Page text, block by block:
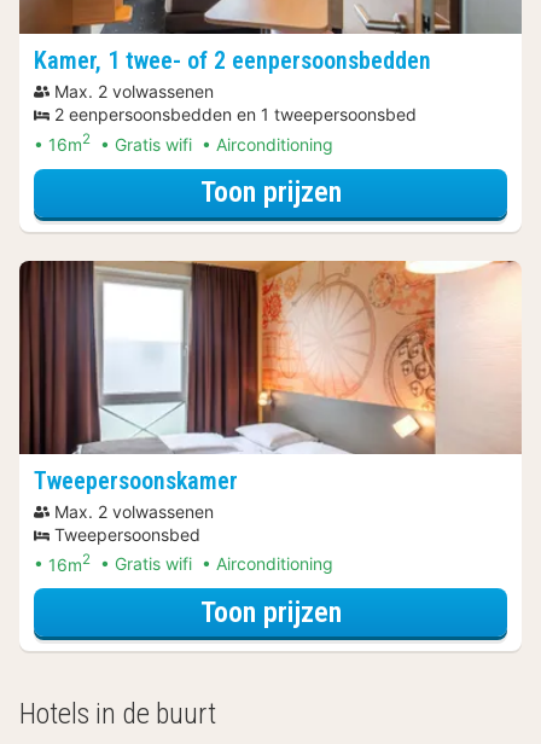
Kamer, 1 twee- of 2 eenpersoonsbedden
Max. 2 volwassenen
2 eenpersoonsbedden en 1 tweepersoonsbed
16m2 Gratis wifi Airconditioning
Toon prijzenvoor Kamer, 1
Tweepersoonskamer
Max. 2 volwassenen
Tweepersoonsbed
16m2 Gratis wifi Airconditioning
Toon prijzenvoor
Hotels in de buurt